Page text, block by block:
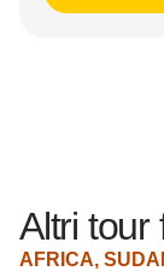
Altri tour
AFRICA,